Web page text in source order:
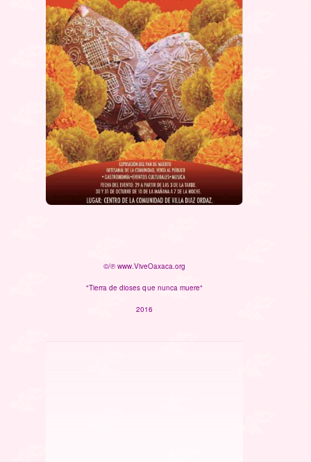
©/℗ www.ViveOaxaca.org
"Tierra de dioses que nunca muere"
2016